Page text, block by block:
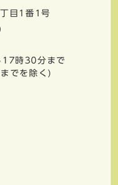
目1番1号
17時30分まで
でを除く)